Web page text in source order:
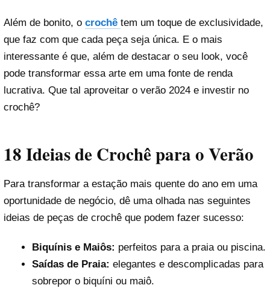
Além de bonito, o crochê tem um toque de exclusividade,
que faz com que cada peça seja única. E o mais
interessante é que, além de destacar o seu look, você
pode transformar essa arte em uma fonte de renda
lucrativa. Que tal aproveitar o verão 2024 e investir no
crochê?
18 Ideias de Crochê para o Verão
Para transformar a estação mais quente do ano em uma
oportunidade de negócio, dê uma olhada nas seguintes
ideias de peças de crochê que podem fazer sucesso:
Biquínis e Maiôs: perfeitos para a praia ou piscina.
Saídas de Praia: elegantes e descomplicadas para
sobrepor o biquíni ou maiô.